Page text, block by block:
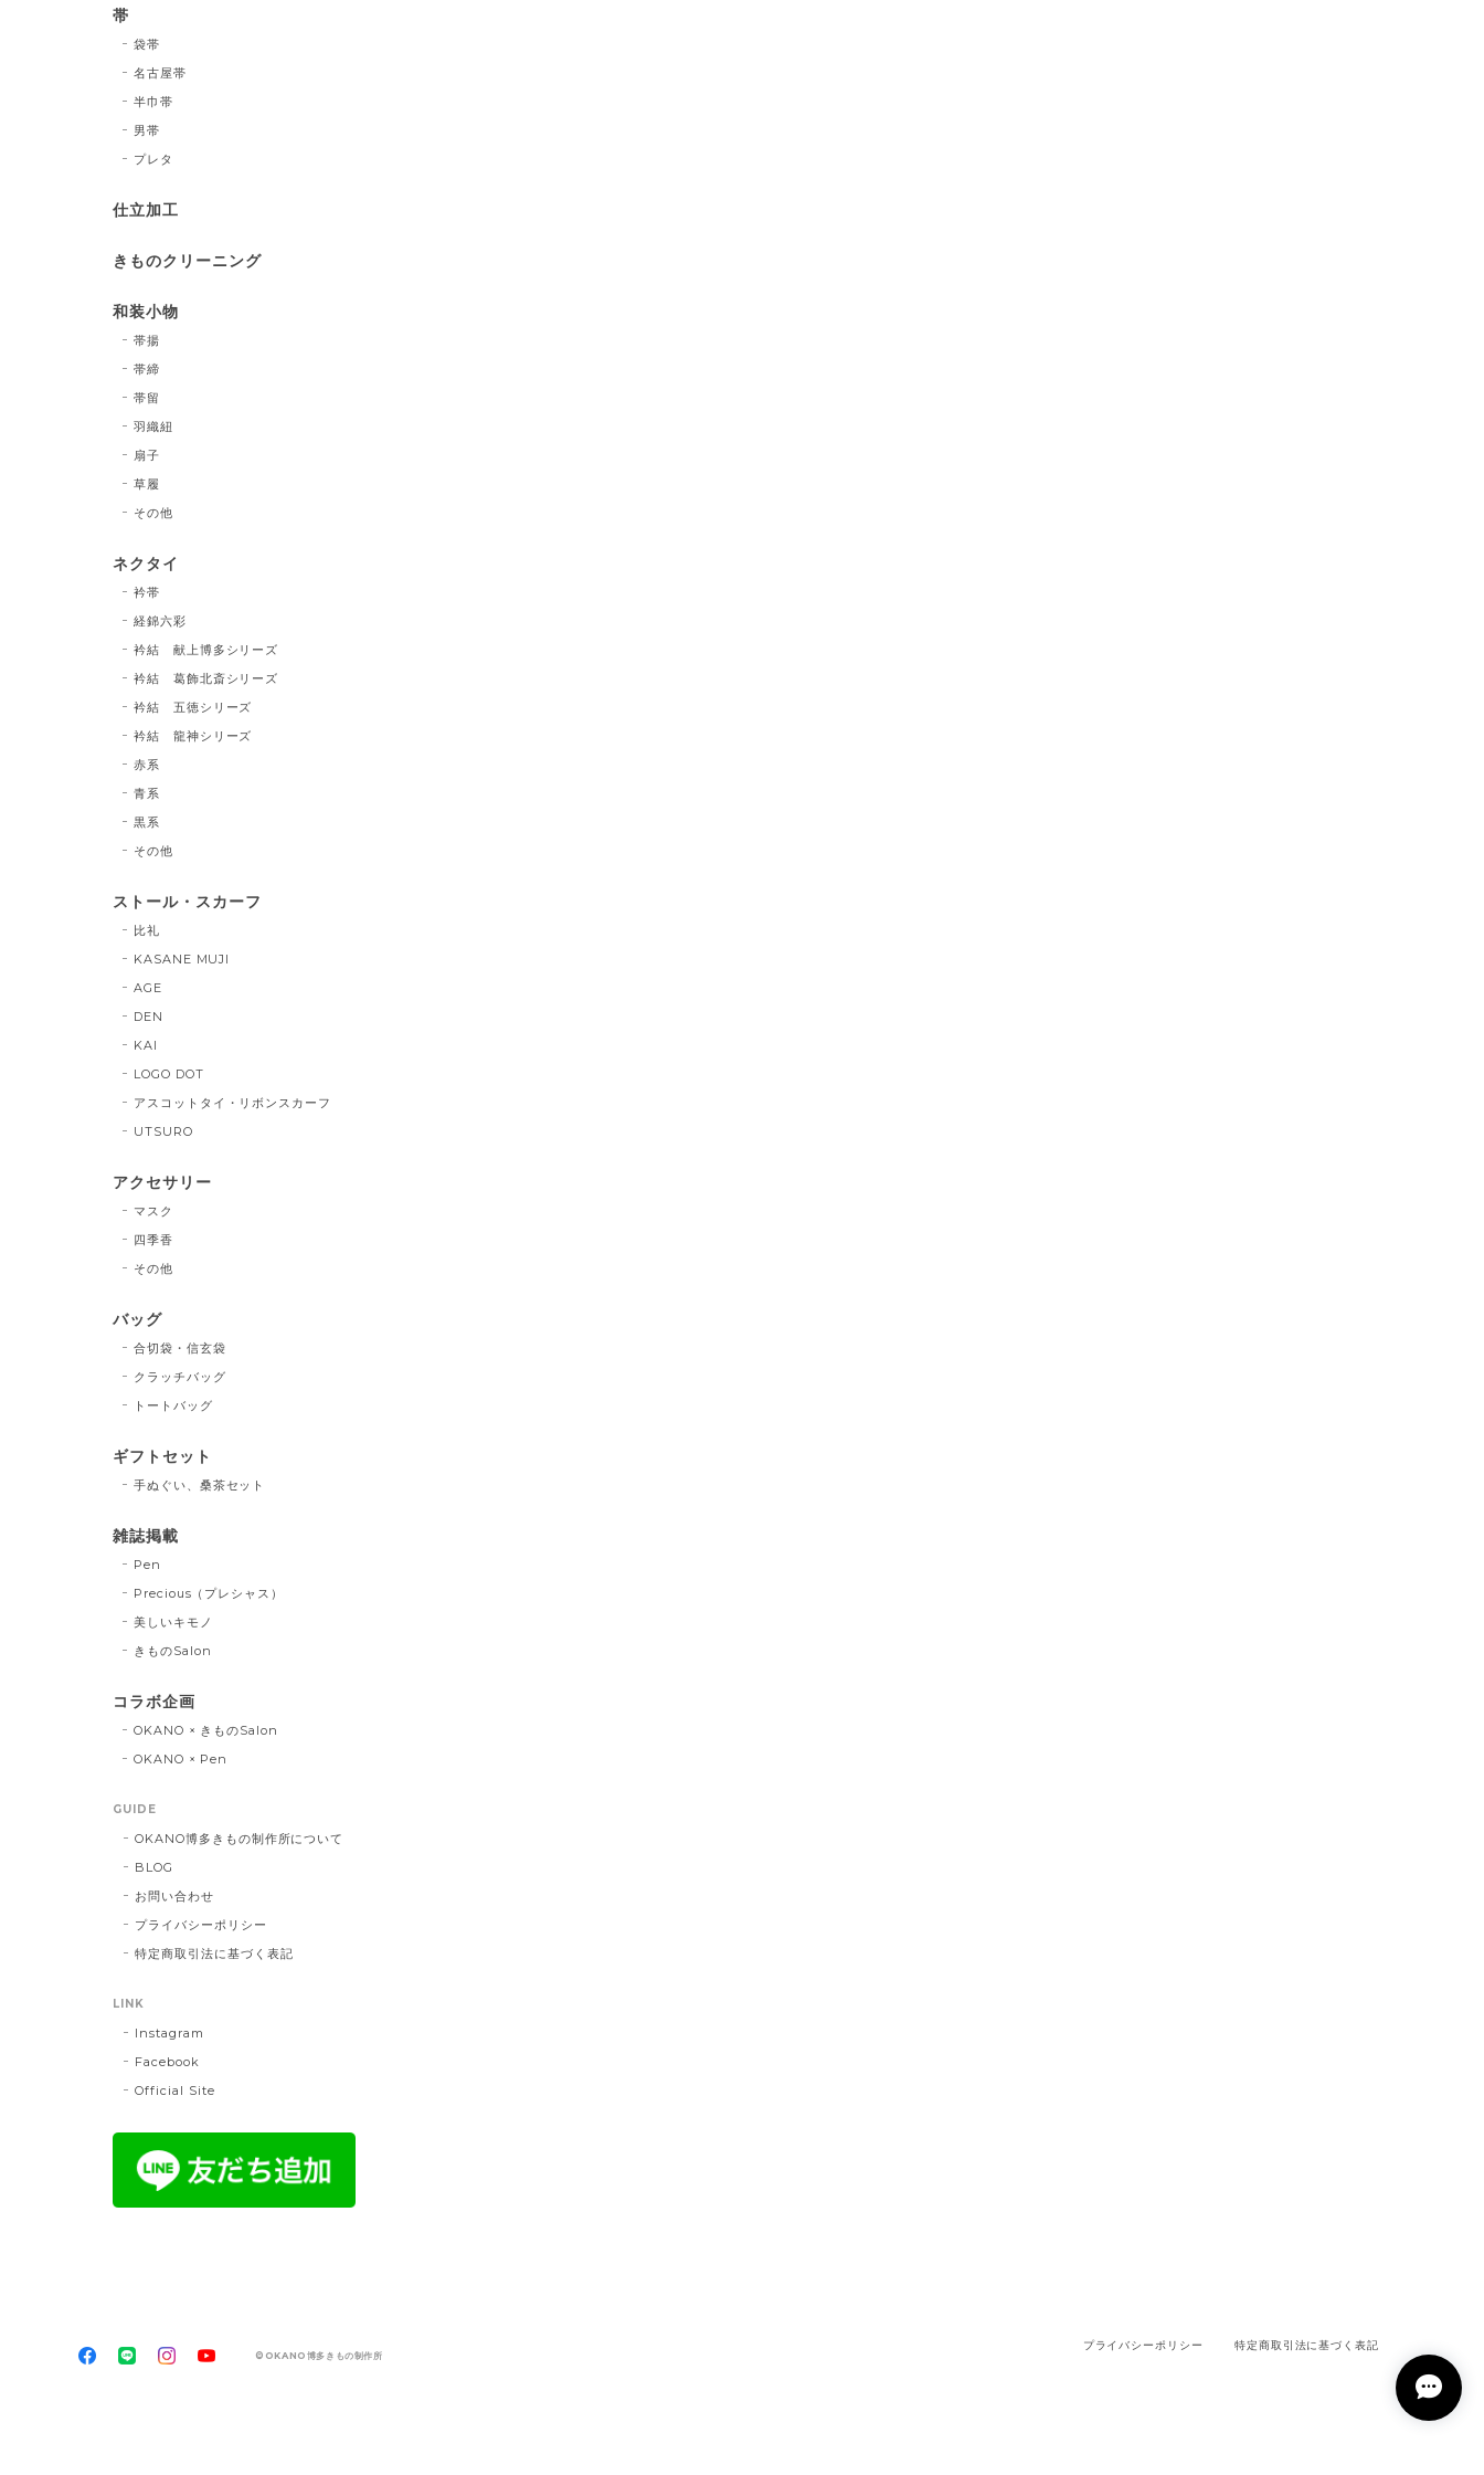
帯
袋帯
名古屋帯
半巾帯
男帯
プレタ
仕立加工
きものクリーニング
和装小物
帯揚
帯締
帯留
羽織紐
扇子
草履
その他
ネクタイ
衿帯
経錦六彩
衿結 献上博多シリーズ
衿結 葛飾北斎シリーズ
衿結 五徳シリーズ
衿結 龍神シリーズ
赤系
青系
黒系
その他
ストール・スカーフ
比礼
KASANE MUJI
AGE
DEN
KAI
LOGO DOT
アスコットタイ・リボンスカーフ
UTSURO
アクセサリー
マスク
四季香
その他
バッグ
合切袋・信玄袋
クラッチバッグ
トートバッグ
ギフトセット
手ぬぐい、桑茶セット
雑誌掲載
Pen
Precious（プレシャス）
美しいキモノ
きものSalon
コラボ企画
OKANO × きものSalon
OKANO × Pen
GUIDE
OKANO博多きもの制作所について
BLOG
お問い合わせ
プライバシーポリシー
特定商取引法に基づく表記
LINK
Instagram
Facebook
Official Site
プライバシーポリシー 特定商取引法に基づく表記
©OKANO博多きもの制作所